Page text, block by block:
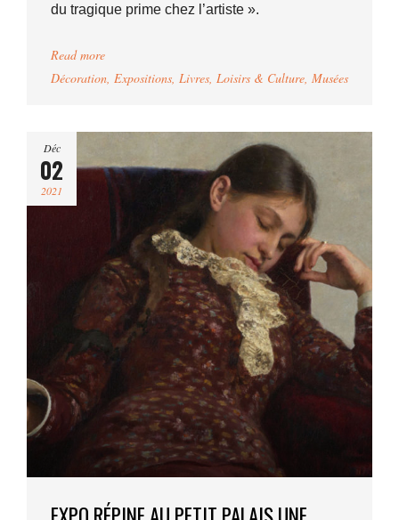
du tragique prime chez l’artiste ».
Read more
Décoration Expositions Livres Loisirs & Culture Musées
Déc
02
2021